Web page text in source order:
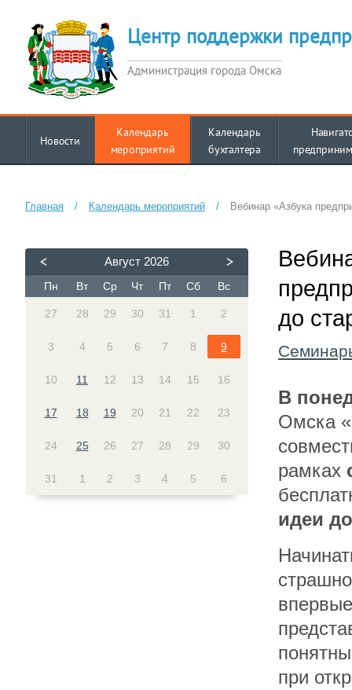
Центр поддержки
Администрация города Омска
Новости
Календарь
мероприятий
Календарь
бухгалтера
Главная / Календарь мероприятий / Вебинар «Азбука
Август 2026
Пн Вт Ср Чт Пт Сб Вс
27 28 29 30 31 1 2
3 4 5 6 7 8 9
10 11 12 13 14 15 16
17 18 19 20 21 22 23
24 25 26 27 28 29 30
31 1 2 3 4 5 6
до
В
Омска
рамках
идеи
при